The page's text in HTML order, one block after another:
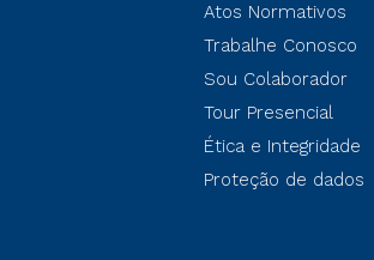
Atos Normativos
Trabalhe Conosco
Sou Colaborador
Tour Presencial
Ética e Integridade
Proteção de dados